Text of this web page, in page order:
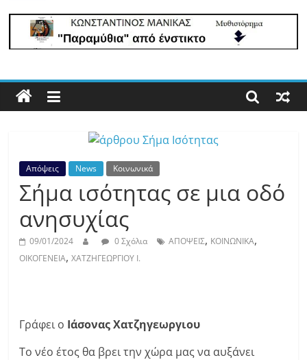
άποψη
τέλους…
Απόψεις News Κοινωνικά
Σήμα ισότητας σε μια οδό
ανησυχίας
09/01/2024 0 Σχόλια ΑΠΟΨΕΙΣ, ΚΟΙΝΩΝΙΚΑ,
ΟΙΚΟΓΕΝΕΙΑ,ΧΑΤΖΗΓΕΩΡΓΙΟΥ Ι.
Γράφει ο Ιάσονας Χατζηγεωργιου
Το νέο έτος θα βρει την χώρα μας να αυξάνει